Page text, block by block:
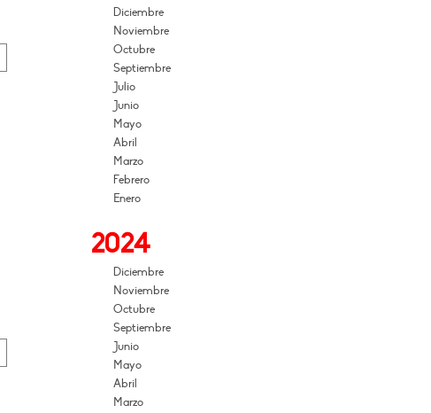
Diciembre
Noviembre
Octubre
Septiembre
Julio
Junio
Mayo
Abril
Marzo
Febrero
Enero
2024
Diciembre
Noviembre
Octubre
Septiembre
Junio
Mayo
Abril
Marzo